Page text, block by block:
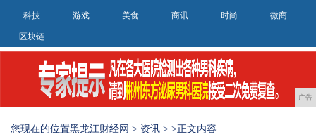
科技 游戏 美食 商讯 时尚 微商
区块链
广告
您现在的位置黑龙江财经网 > 资讯 > >正文内容